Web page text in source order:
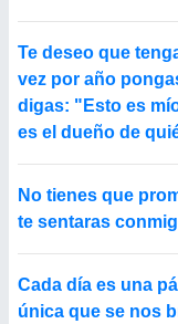
Te deseo que
vez por año
digas: "Esto es
es el dueño de
No tienes que
te sentaras
Cada día es una
única que se nos